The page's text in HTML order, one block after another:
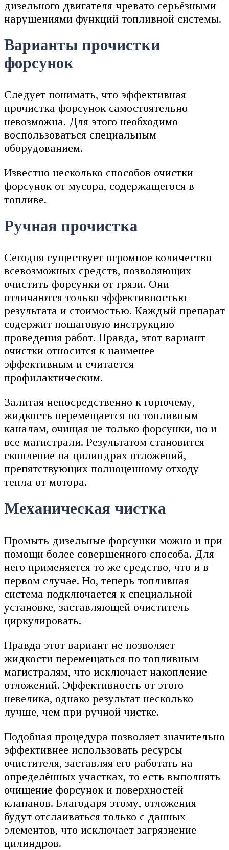
дизельного двигателя чревато серьёзными
нарушениями функций топливной системы.
Варианты прочистки
форсунок
Следует понимать, что эффективная
прочистка форсунок самостоятельно
невозможна. Для этого необходимо
воспользоваться специальным
оборудованием.
Известно несколько способов очистки
форсунок от мусора, содержащегося в
топливе.
Ручная прочистка
Сегодня существует огромное количество
всевозможных средств, позволяющих
очистить форсунки от грязи. Они
отличаются только эффективностью
результата и стоимостью. Каждый препарат
содержит пошаговую инструкцию
проведения работ. Правда, этот вариант
очистки относится к наименее
эффективным и считается
профилактическим.
Залитая непосредственно к горючему,
жидкость перемещается по топливным
каналам, очищая не только форсунки, но и
все магистрали. Результатом становится
скопление на цилиндрах отложений,
препятствующих полноценному отходу
тепла от мотора.
Механическая чистка
Промыть дизельные форсунки можно и при
помощи более совершенного способа. Для
него применяется то же средство, что и в
первом случае. Но, теперь топливная
система подключается к специальной
установке, заставляющей очиститель
циркулировать.
Правда этот вариант не позволяет
жидкости перемещаться по топливным
магистралям, что исключает накопление
отложений. Эффективность от этого
невелика, однако результат несколько
лучше, чем при ручной чистке.
Подобная процедура позволяет значительно
эффективнее использовать ресурсы
очистителя, заставляя его работать на
определённых участках, то есть выполнять
очищение форсунок и поверхностей
клапанов. Благодаря этому, отложения
будут отслаиваться только с данных
элементов, что исключает загрязнение
цилиндров.